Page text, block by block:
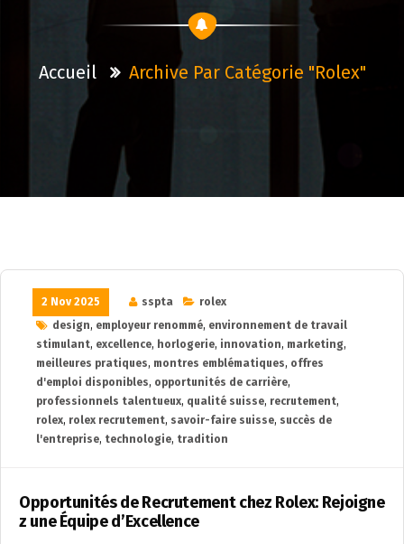
Accueil Archive Par Catégorie "rolex"
2 Nov 2025 sspta
rolex
design, employeur renommé, environnement de travail
stimulant, excellence, horlogerie, innovation, marketing,
meilleures pratiques, montres emblématiques, offres
d'emploi disponibles, opportunités de carrière,
professionnels talentueux, qualité suisse, recrutement,
rolex, rolex recrutement, savoir-faire suisse, succès de
l'entreprise, technologie, tradition
Opportunités de Recrutement chez Rolex: Rejoigne
z une Équipe d’Excellence